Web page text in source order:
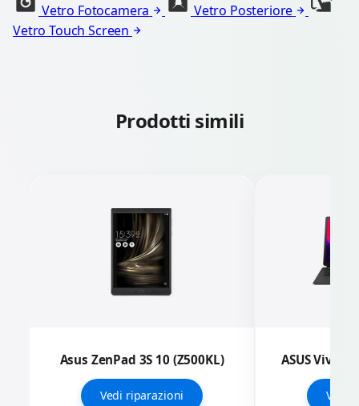
Vetro Fotocamera
Vetro Posteriore
Vetro Touch Screen
Prodotti simili
Asus ZenPad 3S 10 (Z500KL)
Vedi riparazioni
ASUS
Vedi